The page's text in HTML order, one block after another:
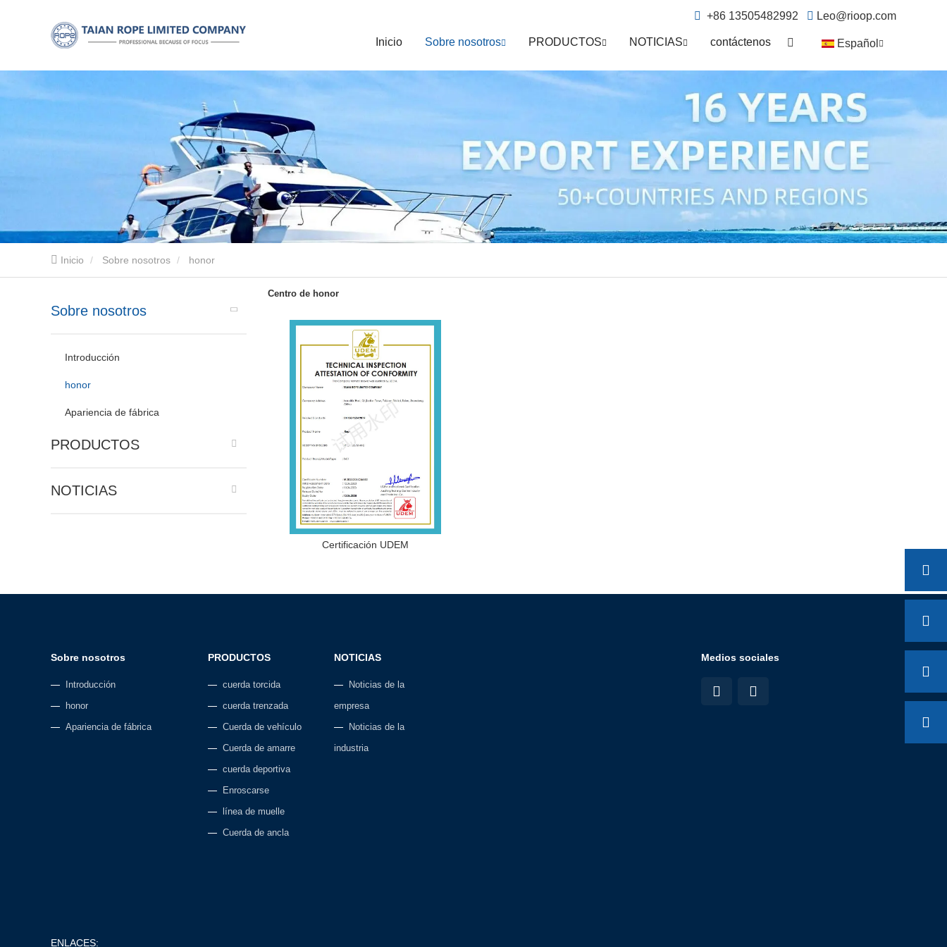
+86 13505482992 Leo@rioop.com
Inicio Sobre nosotros PRODUCTOS NOTICIAS contáctenos Español
Inicio Sobre nosotros honor
Sobre nosotros
Introducción
honor
Apariencia de fábrica
PRODUCTOS
NOTICIAS
Centro de honor
Certificación UDEM
Sobre nosotros
Introducción
honor
Apariencia de fábrica
PRODUCTOS
cuerda torcida
cuerda trenzada
Cuerda de vehículo
Cuerda de amarre
cuerda deportiva
Enroscarse
línea de muelle
Cuerda de ancla
NOTICIAS
Noticias de la
empresa
Noticias de la
industria
Medios sociales
ENLACES: